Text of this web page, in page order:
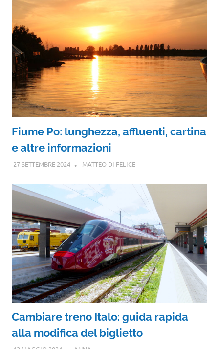
Fiume Po: lunghezza, affluenti, cartina
e altre informazioni
27 SETTEMBRE 2024 MATTEO DI FELICE
Cambiare treno Italo: guida rapida
alla modifica del biglietto